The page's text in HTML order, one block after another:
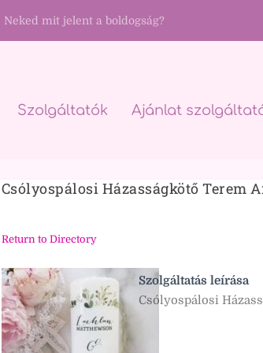
Neked mit jelent a boldogság?
Szolgáltatók Ajánlat
Csólyospálosi Házasságkötő Terem
Return to Directory
Szolgáltatás leírása
Csólyospálosi